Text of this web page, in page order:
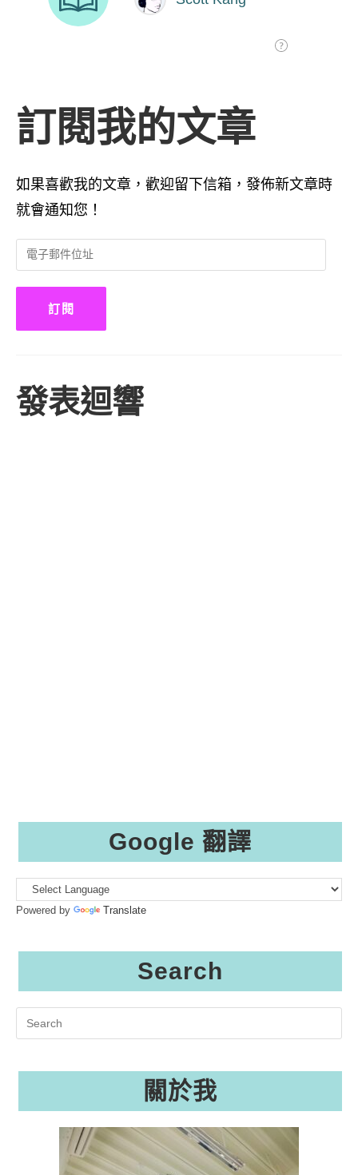
訂閱我的文章
如果喜歡我的文章，歡迎留下信箱，發佈新文章時
就會通知您！
子
郵
位
訂閱
發表迴響
Google 翻譯
Powered by Translate
Search
Search
this
關於我